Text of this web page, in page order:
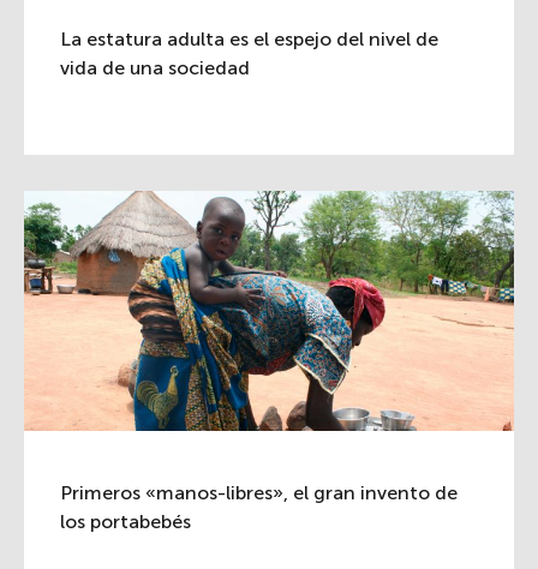
La estatura adulta es el espejo del nivel de
vida de una sociedad
Primeros «manos-libres», el gran invento de
los portabebés